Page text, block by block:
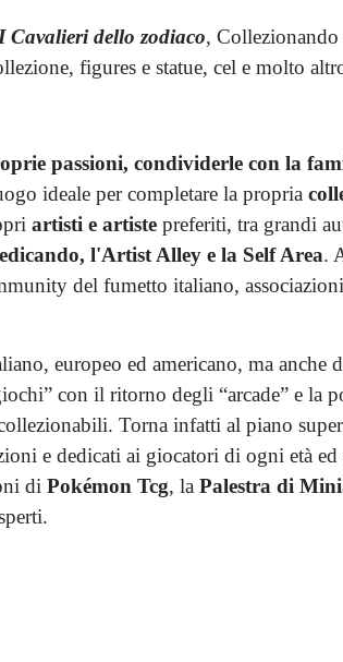
Cavalieri dello zodiaco, Collezionando
figures e statue, cel e molto
passioni, condividerle con la
ideale per completare la propria
artisti e artiste preferiti, tra grandi
l'Artist Alley e la Self Area.
del fumetto italiano,
europeo ed americano, ma anche
con il ritorno degli “arcade” e la
Torna infatti al piano
e dedicati ai giocatori di ogni età
di Pokémon Tcg, la Palestra di